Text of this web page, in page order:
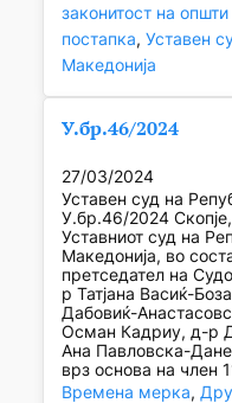
законитост на општи
постапка, Уставен
Македонија
У.бр.46/2024
27/03/2024
Уставен суд на
У.бр.46/2024
Уставниот суд на
Македонија, во
претседател на
р Татјана Васиќ-
Дабовиќ-
Осман Кадриу, д-р
Ана Павловска-
врз основа на член
Времена мерка,